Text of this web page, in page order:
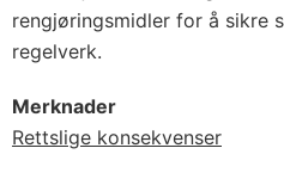
rengjøringsmidler for å sikre
regelverk.
Merknader
Rettslige konsekvenser